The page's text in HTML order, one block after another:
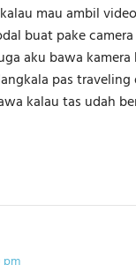
mau ambil
buat pake
aku bawa
pas
kalau tas udah